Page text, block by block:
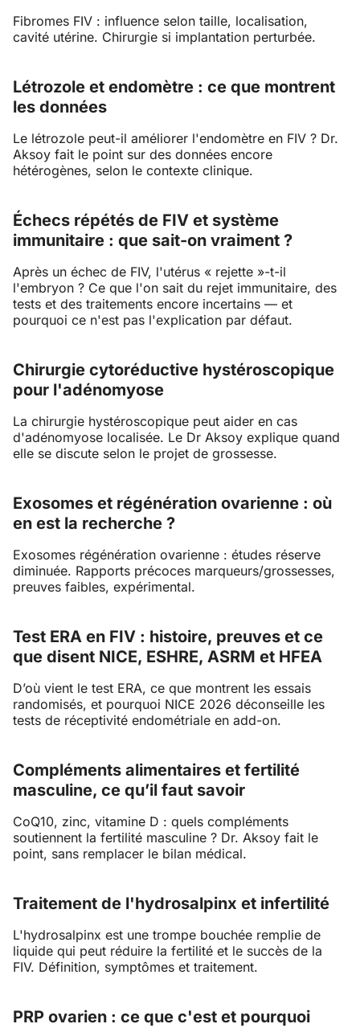
Fibromes FIV : influence selon taille, localisation,
cavité utérine. Chirurgie si implantation perturbée.
Létrozole et endomètre : ce que montrent
les données
Le létrozole peut-il améliorer l'endomètre en FIV ? Dr.
Aksoy fait le point sur des données encore
hétérogènes, selon le contexte clinique.
Échecs répétés de FIV et système
immunitaire : que sait-on vraiment ?
Après un échec de FIV, l'utérus « rejette »-t-il
l'embryon ? Ce que l'on sait du rejet immunitaire, des
tests et des traitements encore incertains — et
pourquoi ce n'est pas l'explication par défaut.
Chirurgie cytoréductive hystéroscopique
pour l'adénomyose
La chirurgie hystéroscopique peut aider en cas
d'adénomyose localisée. Le Dr Aksoy explique quand
elle se discute selon le projet de grossesse.
Exosomes et régénération ovarienne : où
en est la recherche ?
Exosomes régénération ovarienne : études réserve
diminuée. Rapports précoces marqueurs/grossesses,
preuves faibles, expérimental.
Test ERA en FIV : histoire, preuves et ce
que disent NICE, ESHRE, ASRM et HFEA
D’où vient le test ERA, ce que montrent les essais
randomisés, et pourquoi NICE 2026 déconseille les
tests de réceptivité endométriale en add-on.
Compléments alimentaires et fertilité
masculine, ce qu’il faut savoir
CoQ10, zinc, vitamine D : quels compléments
soutiennent la fertilité masculine ? Dr. Aksoy fait le
point, sans remplacer le bilan médical.
Traitement de l'hydrosalpinx et infertilité
L'hydrosalpinx est une trompe bouchée remplie de
liquide qui peut réduire la fertilité et le succès de la
FIV. Définition, symptômes et traitement.
PRP ovarien : ce que c'est et pourquoi